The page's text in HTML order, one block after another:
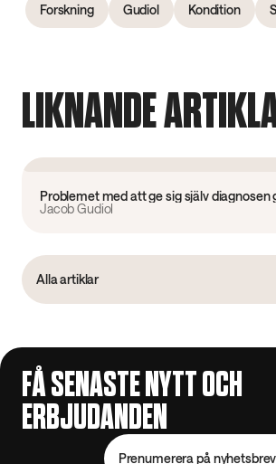
Forskning
Gudiol Kondition
LIKNANDE
Problemet med att ge sig själv diagnosen
Jacob Gudiol
Alla artiklar
FÅ SENASTE NYTT OCH
ERBJUDANDEN
Prenumerera på nyhetsbrev